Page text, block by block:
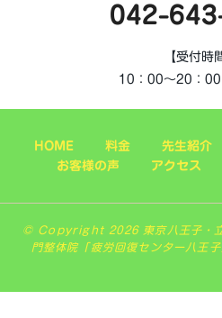
042-
【受付時
10：00～20：00
HOME 料金 先生紹介
お客様の声
アクセス
© Copyright 2026 東京八王子・立
門整体院「疲労回復センター八